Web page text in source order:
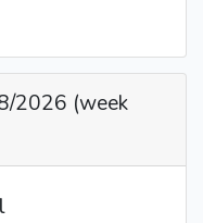
2026 (week